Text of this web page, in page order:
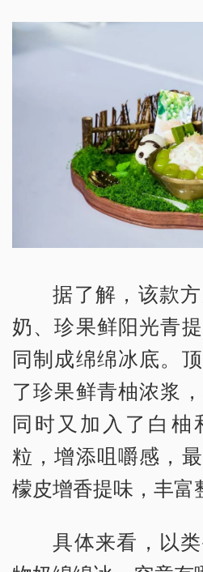
据了解，该款
奶、珍果鲜阳光青
同制成绵绵冰底。
了珍果鲜青柚浓浆
同时又加入了白柚
粒，增添咀嚼感，
檬皮增香提味，丰富
具体来看，以